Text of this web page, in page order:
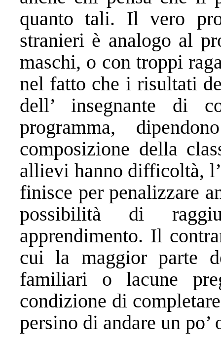
quanto tali. Il vero
stranieri è analogo al
maschi, o con troppi
nel fatto che i risultati
dell’ insegnante di
programma,
composizione della
allievi hanno difficoltà,
finisce per penalizzare
possibilità di
apprendimento. Il
cui la maggior parte
familiari o lacune
condizione di
persino di andare un po’